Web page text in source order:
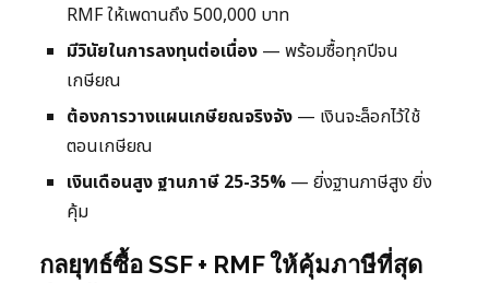
RMF ให้เพดานถึง 500,000 บาท
มีวินัยในการลงทุนต่อเนื่อง — พร้อมซื้อทุกปีจน
เกษียณ
ต้องการวางแผนเกษียณจริงจัง — เงินจะล็อกไว้ใช้
ตอนเกษียณ
เงินเดือนสูง ฐานภาษี 25-35% — ยิ่งฐานภาษีสูง ยิ่ง
คุ้ม
กลยุทธ์ซื้อ SSF + RMF ให้คุ้มภาษีที่สุด